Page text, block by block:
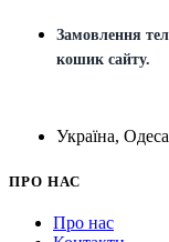
Замовлення
кошик сайту.
Україна,
ПРО НАС
Про нас